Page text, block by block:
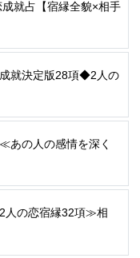
就占【宿縁全貌×相手
成就決定版28項◆2人の
あの人の感情を深く
人の恋宿縁32項≫相